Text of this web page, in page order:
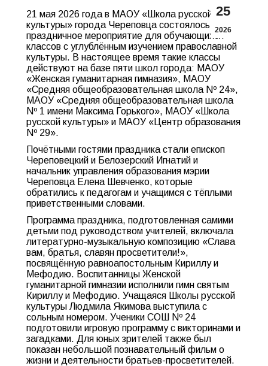
25
2026
21 мая 2026 года в МАОУ «Школа русской
культуры» города Череповца состоялось
праздничное мероприятие для обучающихся
классов с углублённым изучением православной
культуры. В настоящее время такие классы
действуют на базе пяти школ города: МАОУ
«Женская гуманитарная гимназия», МАОУ
«Средняя общеобразовательная школа Nº 24»,
МАОУ «Средняя общеобразовательная школа
Nº 1 имени Максима Горького», МАОУ «Школа
русской культуры» и МАОУ «Центр образования
Nº 29».
Почётными гостями праздника стали епископ
Череповецкий и Белозерский Игнатий и
начальник управления образования мэрии
Череповца Елена Шевченко, которые
обратились к педагогам и учащимся с тёплыми
приветственными словами.
Программа праздника, подготовленная самими
детьми под руководством учителей, включала
литературно-музыкальную композицию «Слава
вам, братья, славян просветители!»,
посвящённую равноапостольным Кириллу и
Мефодию. Воспитанницы Женской
гуманитарной гимназии исполнили гимн святым
Кириллу и Мефодию. Учащаяся Школы русской
культуры Людмила Якимова выступила с
сольным номером. Ученики СОШ Nº 24
подготовили игровую программу с викторинами и
загадками. Для юных зрителей также был
показан небольшой познавательный фильм о
жизни и деятельности братьев-просветителей.